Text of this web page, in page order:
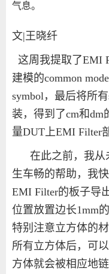
气息。
文|王晓纤
这周我提取了EMI
建模的common
symbol，最后将所
装，得到了cm和dm
量DUT上EMI Filter
在此之前，我从
生车畅的帮助，我
EMI Filter的板子导
位置放置边长1mm
特别注意立方体的
所有立方体后，可
方体就会被相应地